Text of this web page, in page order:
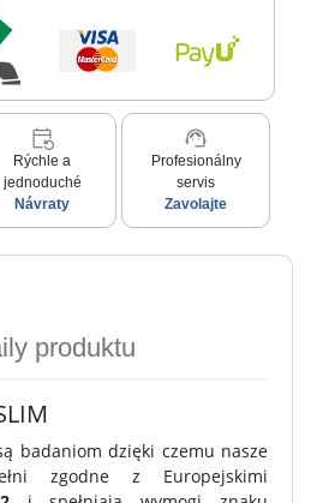
event_repeat
Rýchle a
jednoduché
Návraty
support_agent
Profesionálny
servis
Zavolajte
produktu
badaniom dzięki czemu nasze
zgodne z Europejskimi